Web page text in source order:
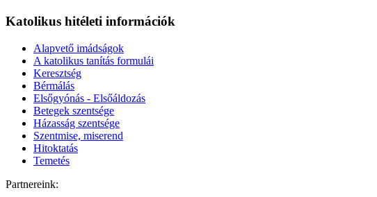
Katolikus hitéleti információk
Alapvető imádságok
A katolikus tanítás formulái
Keresztség
Bérmálás
Elsőgyónás - Elsőáldozás
Betegek szentsége
Házasság szentsége
Szentmise, miserend
Hitoktatás
Temetés
Partnereink: